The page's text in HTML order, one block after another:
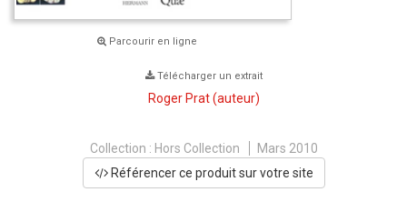
Parcourir en ligne
Télécharger un extrait
Roger Prat(auteur)
Collection : Hors Collection
Mars 2010
Référencer ce produit sur votre site